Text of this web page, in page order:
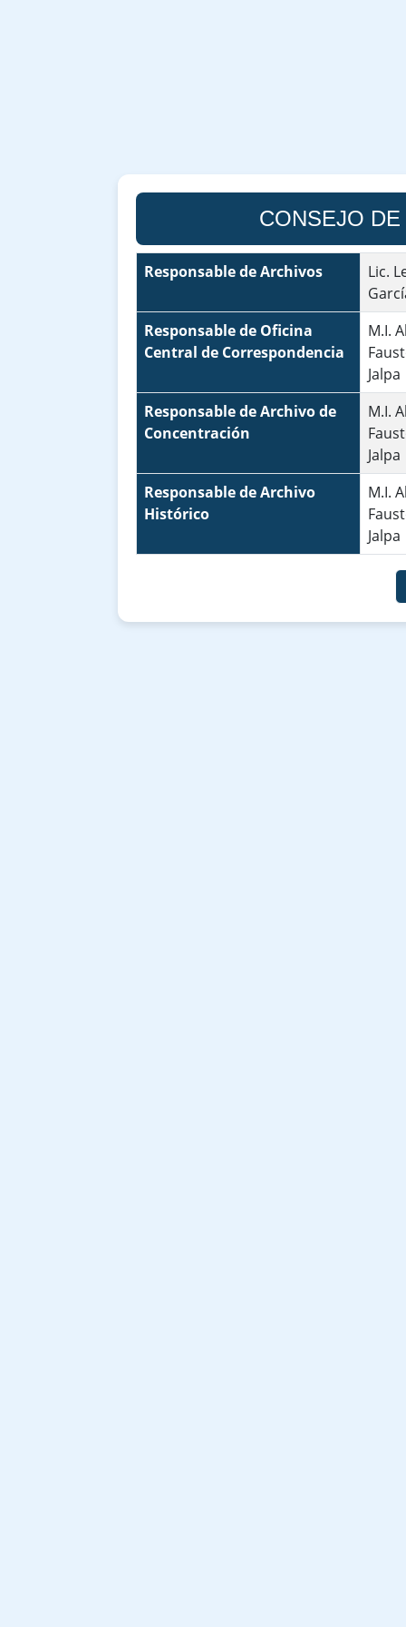
CONSEJO
Responsable de Archivos
Lic.
Responsable de Oficina
Central de Correspondencia
M.I.
Jalpa
Responsable de Archivo de
Concentración
M.I.
Jalpa
Responsable de Archivo
Histórico
M.I.
Jalpa